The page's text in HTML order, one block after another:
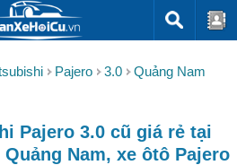
Pajero 3.0
Quảng Nam
Pajero 3.0 cũ giá rẻ tại
Nam, xe ôtô Pajero